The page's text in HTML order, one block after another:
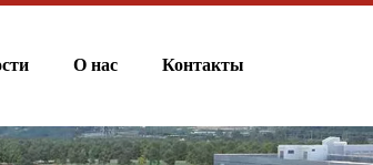
О нас Контакты